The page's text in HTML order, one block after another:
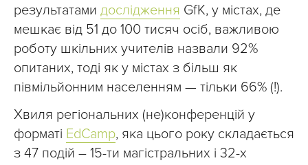
результатами дослідження GfK, у містах, де
мешкає від 51 до 100 тисяч осіб, важливою
роботу шкільних учителів назвали 92%
опитаних, тоді як у містах з більш як
півмільйонним населенням — тільки 66% (!).
Хвиля регіональних (не)конференцій у
форматі EdCamp, яка цього року складається
з 47 подій – 15-ти магістральних і 32-х